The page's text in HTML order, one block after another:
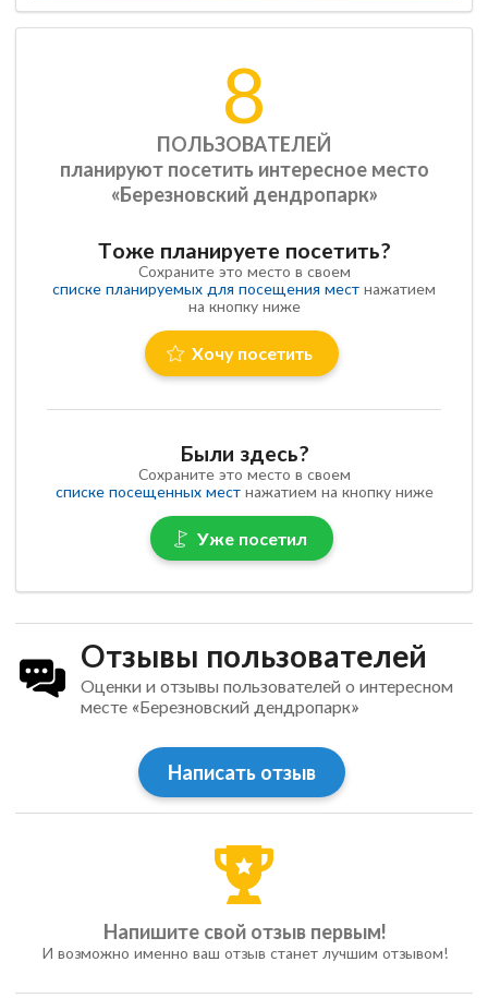
8
ПОЛЬЗОВАТЕЛЕЙ
планируют посетить интересное место
«Березновский дендропарк»
Тоже планируете посетить?
Сохраните это место в своем
списке планируемых для посещения мест нажатием
на кнопку ниже
Хочу посетить
Были здесь?
Сохраните это место в своем
списке посещенных местнажатием на кнопку ниже
Уже посетил
Отзывы пользователей
Оценки и отзывы пользователей о интересном
месте «Березновский дендропарк»
Написать отзыв
Напишите свой отзыв первым!
И возможно именно ваш отзыв станет лучшим отзывом!